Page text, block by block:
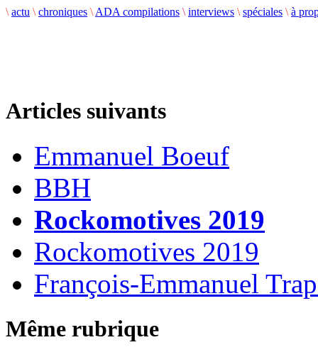
\ actu \ chroniques \ ADA compilations \ interviews \ spéciales \ à
Articles suivants
Emmanuel Boeuf
BBH
Rockomotives 2019
Rockomotives 2019
François-Emmanuel
Même rubrique